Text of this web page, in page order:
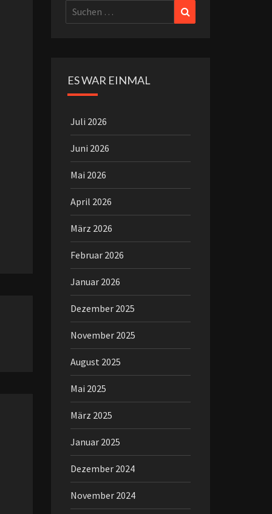
Suchen
nach:
ES WAR EINMAL
Juli 2026
Juni 2026
Mai 2026
April 2026
März 2026
Februar 2026
Januar 2026
Dezember 2025
November 2025
August 2025
Mai 2025
März 2025
Januar 2025
Dezember 2024
November 2024